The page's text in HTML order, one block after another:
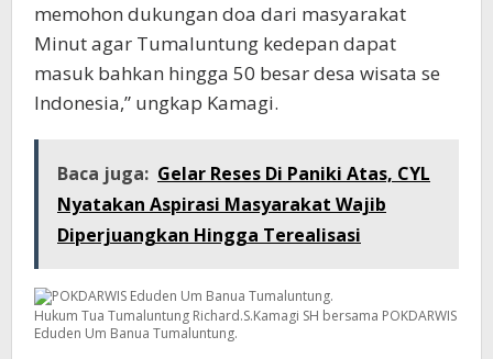
memohon dukungan doa dari masyarakat
Minut agar Tumaluntung kedepan dapat
masuk bahkan hingga 50 besar desa wisata se
Indonesia,” ungkap Kamagi.
Baca juga: Gelar Reses Di Paniki Atas, CYL
Nyatakan Aspirasi Masyarakat Wajib
Diperjuangkan Hingga Terealisasi
Hukum Tua Tumaluntung Richard.S.Kamagi SH bersama POKDARWIS
Eduden Um Banua Tumaluntung.